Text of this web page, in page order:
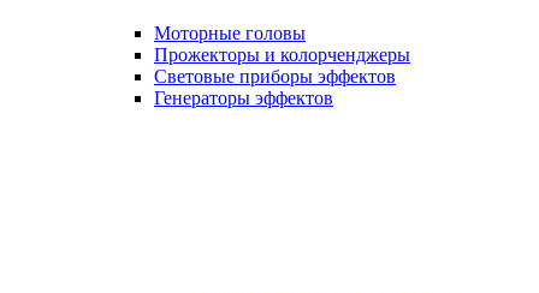
Моторные головы
Прожекторы и колорченджеры
Световые приборы эффектов
Генераторы эффектов